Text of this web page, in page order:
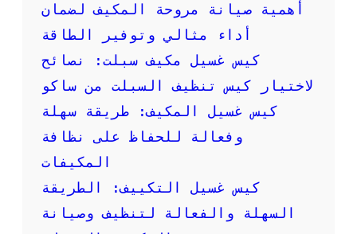
ا
ل
و
ر
ك
ي
ق
م
أهمية صيانة مروحة المكيف لضمان
أداء مثالي وتوفير الطاقة
كيس غسيل مكيف سبلت: نصائح
لاختيار كيس تنظيف السبلت من ساكو
كيس غسيل المكيف: طريقة سهلة
وفعالة للحفاظ على نظافة
المكيفات
كيس غسيل التكييف: الطريقة
السهلة والفعالة لتنظيف وصيانة